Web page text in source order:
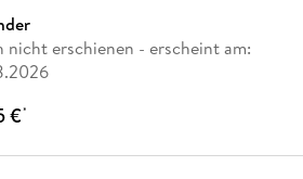
nicht erschienen - erscheint am:
€*